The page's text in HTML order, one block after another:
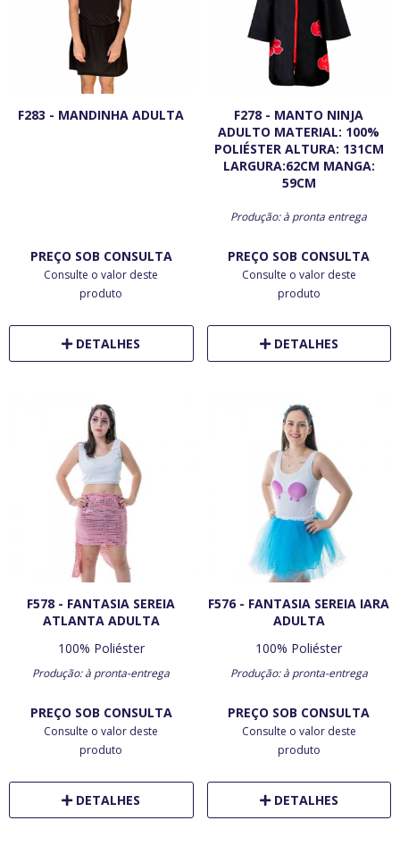
F283 - MANDINHA ADULTA
PREÇO SOB CONSULTA
Consulte o valor deste
produto
DETALHES
F278 - MANTO NINJA
ADULTO MATERIAL: 100%
POLIÉSTER ALTURA: 131CM
LARGURA:62CM MANGA:
59CM
Produção: à pronta entrega
PREÇO SOB CONSULTA
Consulte o valor deste
produto
DETALHES
F578 - FANTASIA SEREIA
ATLANTA ADULTA
100% Poliéster
Produção: à pronta-entrega
PREÇO SOB CONSULTA
Consulte o valor deste
produto
DETALHES
F576 - FANTASIA SEREIA IARA
ADULTA
100% Poliéster
Produção: à pronta-entrega
PREÇO SOB CONSULTA
Consulte o valor deste
produto
DETALHES